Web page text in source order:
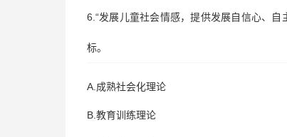
6.“发展儿童社会情感，提供发展自信心、
标。
A.成熟社会化理论
B.教育训练理论